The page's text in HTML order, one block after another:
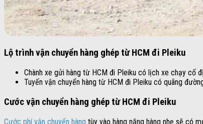
Lộ trình vận chuyển hàng ghép từ HCM đi Pleiku
Chành xe gửi hàng từ HCM đi Pleiku có lịch xe chạy cố
Tuyến vận chuyển hàng từ HCM đi Pleiku có quãng
Cước vận chuyển hàng ghép từ HCM đi Pleiku
Cước phí vận chuyển hàng tùy vào hàng nặng hàng nhẹ sẽ có